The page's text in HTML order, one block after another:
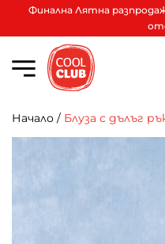
Финална Лятна
Начало / Блуза с дълъг